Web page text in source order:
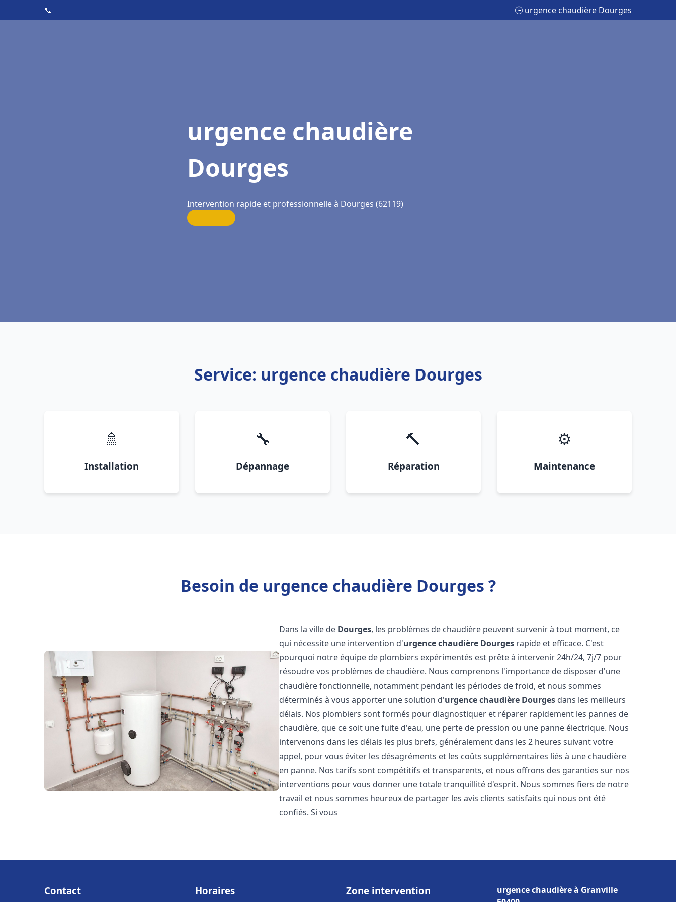
📞 🕒 urgence chaudière Dourges
urgence chaudière
Dourges
Intervention rapide et professionnelle à Dourges (62119)
Service: urgence chaudière Dourges
🚿
Installation
🔧
Dépannage
🔨
Réparation
⚙️
Maintenance
Besoin de urgence chaudière Dourges ?
Dans la ville de Dourges, les problèmes de chaudière peuvent survenir à tout moment, ce
qui nécessite une intervention d'urgence chaudière Dourges rapide et efficace. C'est
pourquoi notre équipe de plombiers expérimentés est prête à intervenir 24h/24, 7j/7 pour
résoudre vos problèmes de chaudière. Nous comprenons l'importance de disposer d'une
chaudière fonctionnelle, notamment pendant les périodes de froid, et nous sommes
déterminés à vous apporter une solution d'urgence chaudière Dourges dans les meilleurs
délais. Nos plombiers sont formés pour diagnostiquer et réparer rapidement les pannes de
chaudière, que ce soit une fuite d'eau, une perte de pression ou une panne électrique. Nous
intervenons dans les délais les plus brefs, généralement dans les 2 heures suivant votre
appel, pour vous éviter les désagréments et les coûts supplémentaires liés à une chaudière
en panne. Nos tarifs sont compétitifs et transparents, et nous offrons des garanties sur nos
interventions pour vous donner une totale tranquillité d'esprit. Nous sommes fiers de notre
travail et nous sommes heureux de partager les avis clients satisfaits qui nous ont été
confiés. Si vous
Contact Horaires Zone intervention
urgence chaudière à Granville